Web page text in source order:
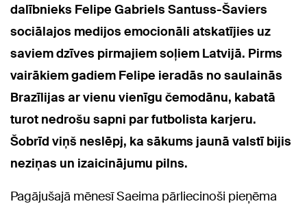
dalībnieks Felipe Gabriels Santuss-Šaviers
sociālajos medijos emocionāli atskatījies uz
saviem dzīves pirmajiem soļiem Latvijā. Pirms
vairākiem gadiem Felipe ieradās no saulainās
Brazīlijas ar vienu vienīgu čemodānu, kabatā
turot nedrošu sapni par futbolista karjeru.
Šobrīd viņš neslēpj, ka sākums jaunā valstī bijis
neziņas un izaicinājumu pilns.
Pagājušajā mēnesī Saeima pārliecinoši pieņēma